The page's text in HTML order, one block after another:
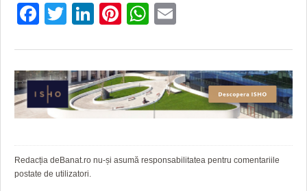
Facebook
Twitter
LinkedIn
Pinterest
WhatsApp
Redacția deBanat.ro nu-și asumă responsabilitatea pentru comentariile
postate de utilizatori.